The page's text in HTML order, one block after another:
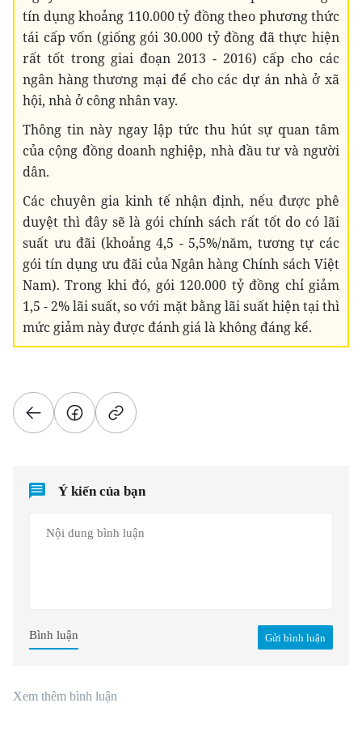
tín dụng khoảng 110.000 tỷ đồng theo phương thức
tái cấp vốn (giống gói 30.000 tỷ đồng đã thực hiện
rất tốt trong giai đoạn 2013 - 2016) cấp cho các
ngân hàng thương mại để cho các dự án nhà ở xã
hội, nhà ở công nhân vay.
Thông tin này ngay lập tức thu hút sự quan tâm
của cộng đồng doanh nghiệp, nhà đầu tư và người
dân.
Các chuyên gia kinh tế nhận định, nếu được phê
duyệt thì đây sẽ là gói chính sách rất tốt do có lãi
suất ưu đãi (khoảng 4,5 - 5,5%/năm, tương tự các
gói tín dụng ưu đãi của Ngân hàng Chính sách Việt
Nam). Trong khi đó, gói 120.000 tỷ đồng chỉ giảm
1,5 - 2% lãi suất, so với mặt bằng lãi suất hiện tại thì
mức giảm này được đánh giá là không đáng kể.
Ý kiến của bạn
Gửi bình luận
Bình luận
Xem thêm bình luận